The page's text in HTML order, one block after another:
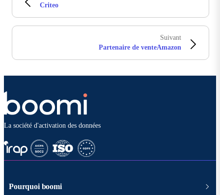
Criteo
Suivant
Partenaire de venteAmazon
La société d'activation des données
Pourquoi boomi